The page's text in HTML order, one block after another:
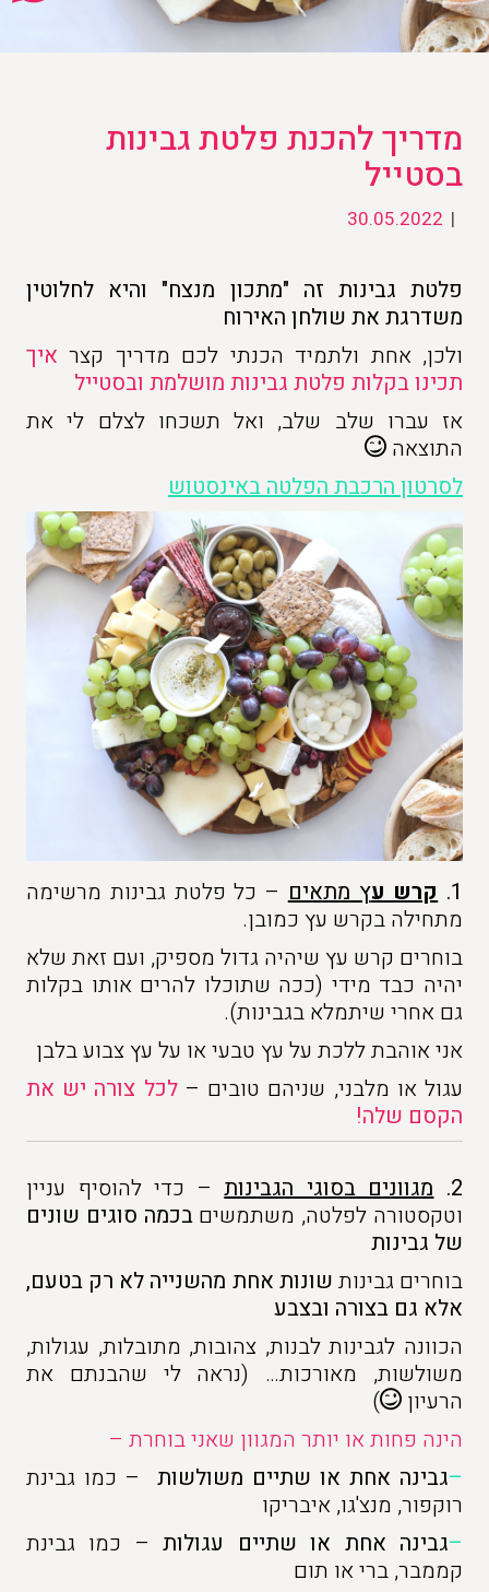
מדריך להכנת פלטת גבינות
בסטייל
|
30.05.2022
פלטת גבינות זה "מתכון מנצח" והיא לחלוטין
משדרגת את שולחן האירוח
ולכן, אחת ולתמיד הכנתי לכם מדריך קצר איך
תכינו בקלות פלטת גבינות מושלמת ובסטייל
אז עברו שלב שלב, ואל תשכחו לצלם לי את
התוצאה
לסרטון הרכבת הפלטה באינסטוש
1. קרש עץ מתאים– כל פלטת גבינות מרשימה
מתחילה בקרש עץ כמובן.
בוחרים קרש עץ שיהיה גדול מספיק, ועם זאת שלא
יהיה כבד מידי (ככה שתוכלו להרים אותו בקלות
גם אחרי שיתמלא בגבינות).
אני אוהבת ללכת על עץ טבעי או על עץ צבוע בלבן
עגול או מלבני, שניהם טובים –לכל צורה יש את
הקסם שלה!
2. מגוונים בסוגי הגבינות– כדי להוסיף עניין
וטקסטורה לפלטה, משתמשיםבכמה סוגים שונים
של גבינות
בוחרים גבינות שונות אחת מהשנייה לא רק בטעם,
אלא גם בצורה ובצבע
הכוונה לגבינות לבנות, צהובות, מתובלות, עגולות,
משולשות, מאורכות… (נראה לי שהבנתם את
הרעיון
)
הינה פחות או יותר המגוון שאני בוחרת –
–גבינה אחת או שתיים משולשות – כמו גבינת
רוקפור, מנצ'גו, איבריקו
–גבינה אחת או שתיים עגולות – כמו גבינת
קממבר, ברי או תום